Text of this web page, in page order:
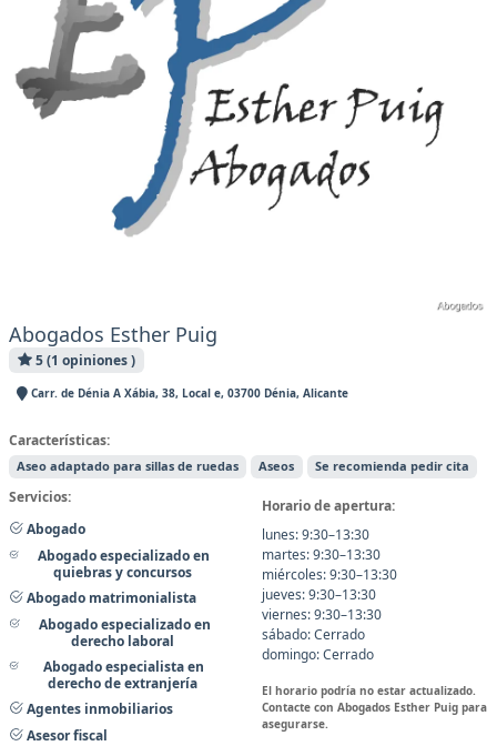
Abogados Esther Puig
5 (1 opiniones )
Carr. de Dénia A Xábia, 38, Local e, 03700 Dénia, Alicante
Características:
Aseo adaptado para sillas de ruedas Aseos Se recomienda pedir cita
Servicios:
Abogado
Abogado especializado en
quiebras y concursos
Abogado matrimonialista
Abogado especializado en
derecho laboral
Abogado especialista en
derecho de extranjería
Agentes inmobiliarios
Asesor fiscal
Horario de apertura:
lunes: 9:30–13:30
martes: 9:30–13:30
miércoles: 9:30–13:30
jueves: 9:30–13:30
viernes: 9:30–13:30
sábado: Cerrado
domingo: Cerrado
El horario podría no estar actualizado.
Contacte con Abogados Esther Puig para
asegurarse.